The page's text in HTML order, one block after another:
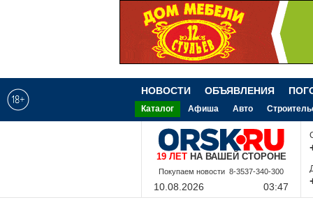
НОВОСТИ ОБЪЯВЛЕНИЯ
Каталог Афиша Авто
19 ЛЕТНА ВАШЕЙ СТОРОНЕ
8-9-228-340-300